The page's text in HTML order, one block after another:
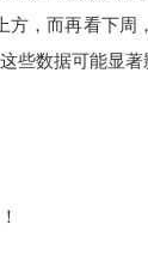
方，而再看下
些数据可能显